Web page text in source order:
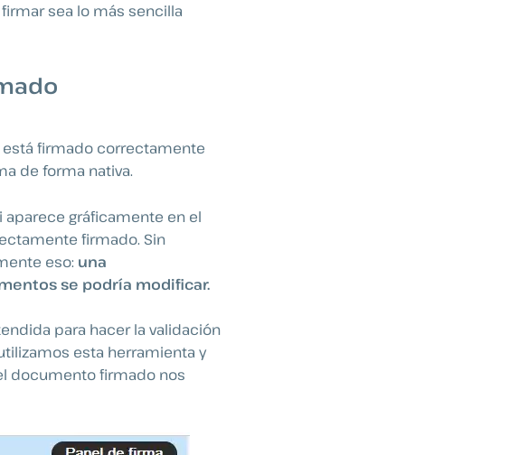
sea lo más sencilla
firmado correctamente
de forma nativa.
gráficamente en el
firmado. Sin
eso: una
se podría modificar.
para hacer la validación
esta herramienta y
documento firmado nos